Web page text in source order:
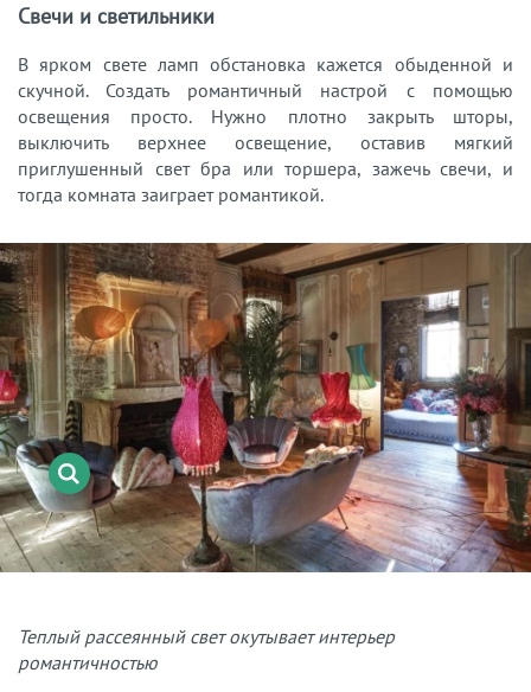
Свечи и светильники
В ярком свете ламп обстановка кажется обыденной и
скучной. Создать романтичный настрой с помощью
освещения просто. Нужно плотно закрыть шторы,
выключить верхнее освещение, оставив мягкий
приглушенный свет бра или торшера, зажечь свечи, и
тогда комната заиграет романтикой.
Теплый рассеянный свет окутывает интерьер
романтичностью